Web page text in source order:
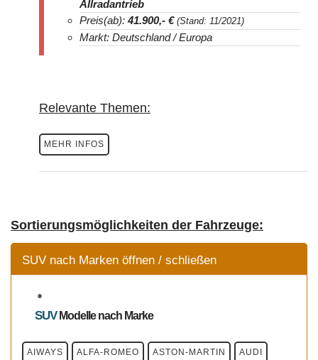
Allradantrieb
Preis(ab):41.900,- € (Stand: 11/2021)
Markt: Deutschland / Europa
Relevante Themen:
MEHR INFOS
Sortierungsmöglichkeiten der Fahrzeuge:
SUV nach Marken öffnen / schließen
SUVModellenach Marke
AIWAYS ALFA-ROMEO ASTON-MARTIN AUDI